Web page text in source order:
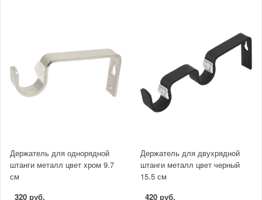
Держатель для однорядной
штанги металл цвет хром 9.7
см
320 руб.
Держатель для двухрядной
штанги металл цвет черный
15.5 см
420 руб.